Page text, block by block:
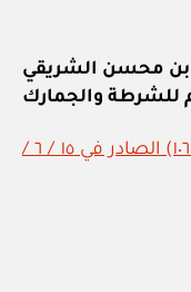
بن محسن الشريقي
للشرطة والجمارك
عدد الجريدة الرسمية رقم (١٠٦١) الصادر في ١٥ / ٦ /